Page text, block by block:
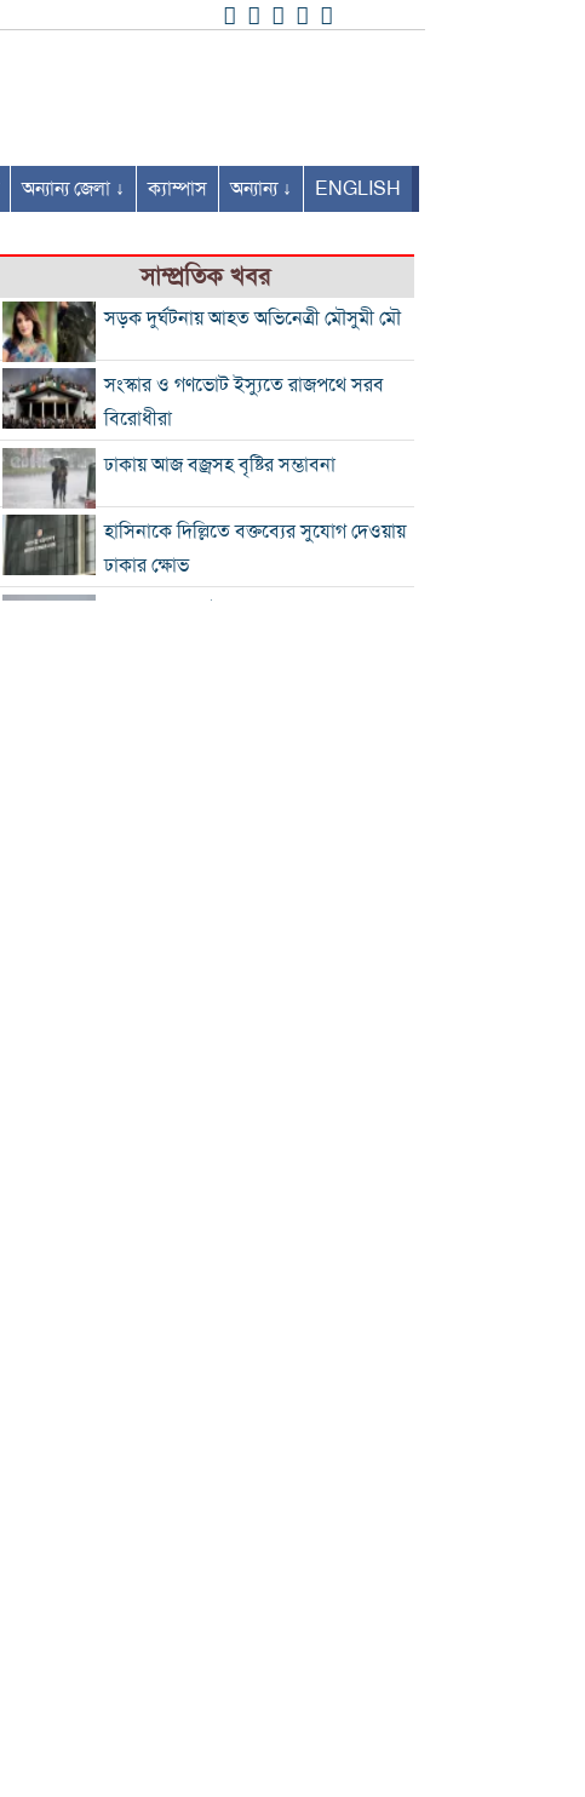
অন্যান্য জেলা ↓ ক্যাম্পাস অন্যান্য ↓ ENGLISH
সাম্প্রতিক খবর
সড়ক দুর্ঘটনায় আহত অভিনেত্রী মৌসুমী মৌ
সংস্কার ও গণভোট ইস্যুতে রাজপথে সরব
বিরোধীরা
ঢাকায় আজ বজ্রসহ বৃষ্টির সম্ভাবনা
হাসিনাকে দিল্লিতে বক্তব্যের সুযোগ দেওয়ায়
ঢাকার ক্ষোভ